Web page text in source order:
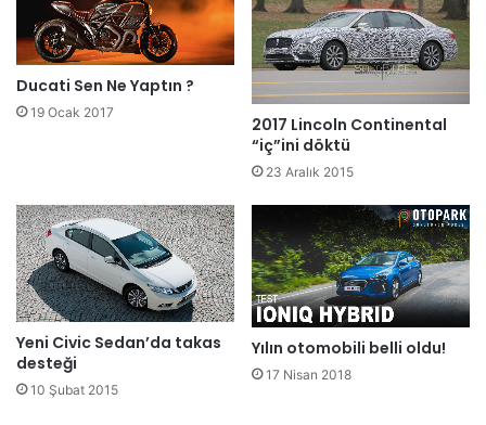
Ducati Sen Ne Yaptın ?
19 Ocak 2017
2017 Lincoln Continental
“iç”ini döktü
23 Aralık 2015
Yeni Civic Sedan’da takas
desteği
10 Şubat 2015
Yılın otomobili belli oldu!
17 Nisan 2018